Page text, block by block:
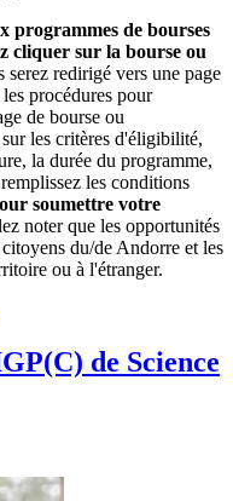
programmes de bourses
cliquer sur la bourse ou
serez redirigé vers une page
procédures pour
de bourse ou
les critères d'éligibilité,
la durée du programme,
les conditions
soumettre votre
noter que les opportunités
du/de Andorre et les
ou à l'étranger.
de Science